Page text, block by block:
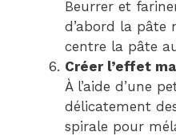
Beurrer et
d’abord la pâte
centre la pâte
Créer l’effet
À l’aide d’une
délicatement
spirale pour